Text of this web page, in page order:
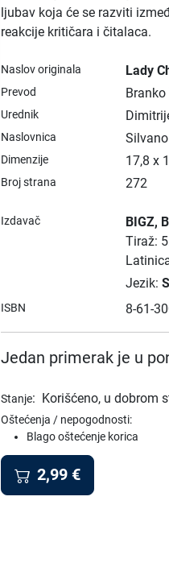
ljubav koja će se razviti
reakcije kritičara i čitalaca.
Naslov originala Lady
Prevod
Urednik
Naslovnica
Dimenzije 17,8 x
Broj strana 272
Izdavač BIGZ,
Tiraž:
Jezik:
ISBN 8-61-
Jedan primerak je u
Stanje: Korišćeno, u dobrom
Oštećenja / nepogodnosti:
Blago oštećenje korica
2,99 €